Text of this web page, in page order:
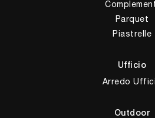
Parquet
Piastrelle
Ufficio
Arredo
Outdoor